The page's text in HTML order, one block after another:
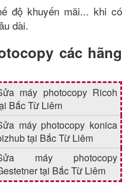
độ khuyến mãi... khi có
dài.
các hãng
máy photocopy Ricoh
Bắc Từ Liêm
máy photocopy konica
tại Bắc Từ Liêm
máy photocopy
tại Bắc Từ Liêm